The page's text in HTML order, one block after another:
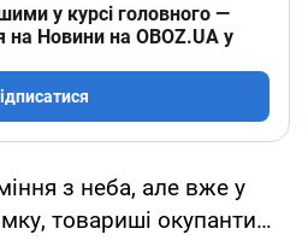
у курсі головного —
на Новини на OBOZ.UA у
з неба, але вже у
товариші окупанти…